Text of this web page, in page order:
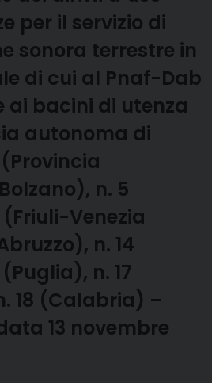
per il servizio di
sonora terrestre in
di cui al Pnaf-Dab
ai bacini di utenza
autonoma di
n. 5
Venezia
n. 14
n. 17
18 (Calabria) –
13 novembre